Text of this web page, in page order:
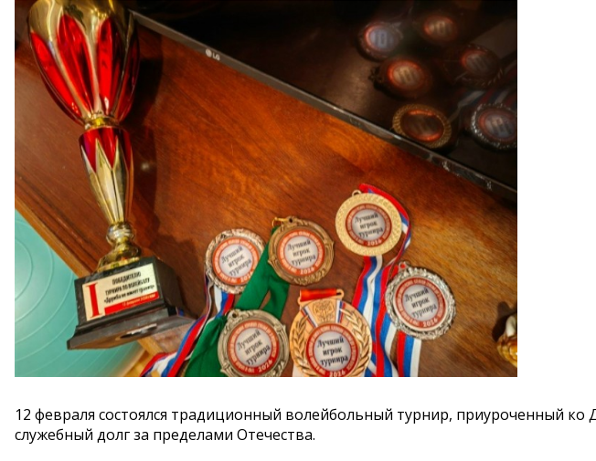
12 февраля состоялся традиционный волейбольный турнир, приуроченный
служебный долг за пределами Отечества.